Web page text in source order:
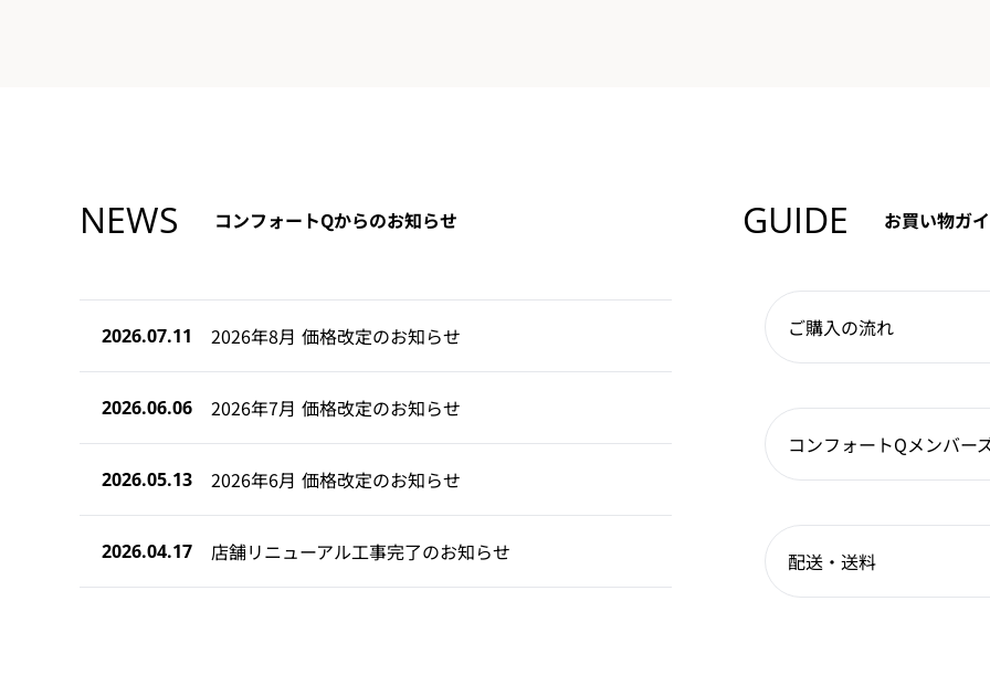
NEWS コンフォートQからのお知らせ
2026.07.11 2026年8月 価格改定のお知らせ
2026.06.06 2026年7月 価格改定のお知らせ
2026.05.13 2026年6月 価格改定のお知らせ
2026.04.17 店舗リニューアル工事完了のお知らせ
GUIDE お買い物ガ
ご購入の流れ
コンフォートQメンバー
配送・送料